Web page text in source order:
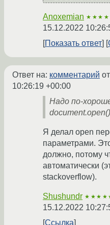
Anoxemian
15.12.2022
Показать ответ
Ответ на: комментарий
10:26:19 +00:00
Надо по-
document.open()
Я делал open
параметрами.
должно, потому
автоматически
stackoverflow).
Shushundr
15.12.2022
Ссылка